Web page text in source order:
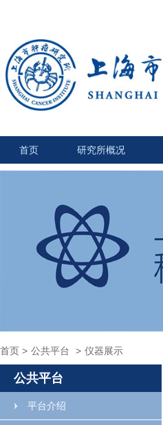
首页 研究所概况
首页 > 公共平台 > 仪器展示
公共平台
平台介绍